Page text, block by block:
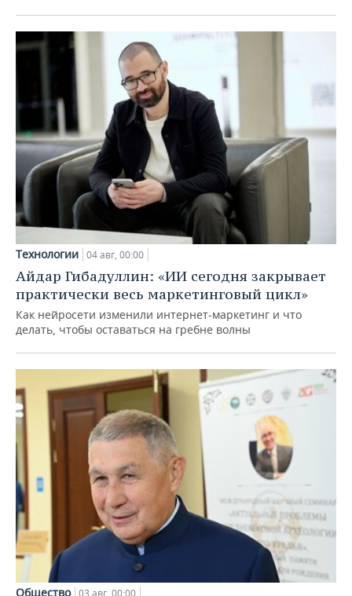
Технологии 04 авг, 00:00
Айдар Гибадуллин: «ИИ сегодня закрывает
практически весь маркетинговый цикл»
Как нейросети изменили интернет-маркетинг и что
делать, чтобы оставаться на гребне волны
Общество 03 авг, 00:00